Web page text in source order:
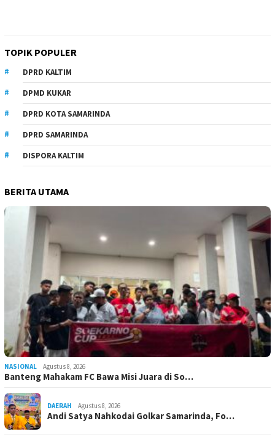
TOPIK POPULER
DPRD KALTIM
DPMD KUKAR
DPRD KOTA SAMARINDA
DPRD SAMARINDA
DISPORA KALTIM
BERITA UTAMA
NASIONAL Agustus 8, 2026
Banteng Mahakam FC Bawa Misi Juara di So…
DAERAH Agustus 8, 2026
Andi Satya Nahkodai Golkar Samarinda, Fo…